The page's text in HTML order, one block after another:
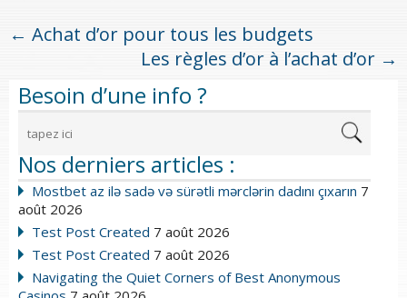
← Achat d’or pour tous les budgets
Les règles d’or à l’achat d’or →
Besoin d’une info ?
Nos derniers articles :
Mostbet az ilə sadə və sürətli mərclərin dadını çıxarın 7
août 2026
Test Post Created 7 août 2026
Test Post Created 7 août 2026
Navigating the Quiet Corners of Best Anonymous